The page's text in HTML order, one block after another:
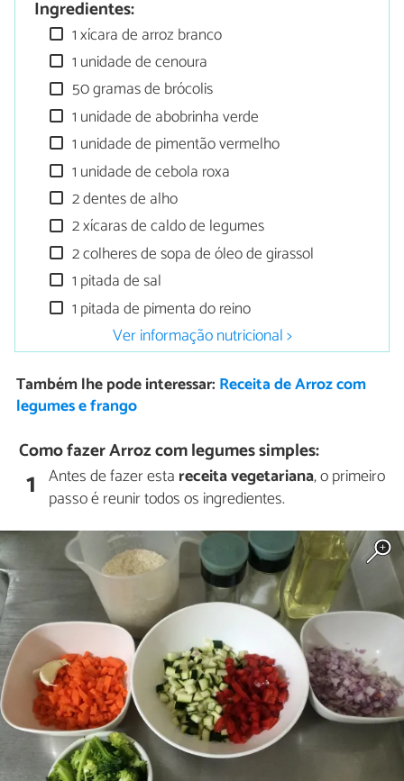
Ingredientes:
1 xícara de arroz branco
1 unidade de cenoura
50 gramas de brócolis
1 unidade de abobrinha verde
1 unidade de pimentão vermelho
1 unidade de cebola roxa
2 dentes de alho
2 xícaras de caldo de legumes
2 colheres de sopa de óleo de girassol
1 pitada de sal
1 pitada de pimenta do reino
Ver informação nutricional >
Também lhe pode interessar: Receita de Arroz com
legumes e frango
Como fazer Arroz com legumes simples:
1 Antes de fazer esta receita vegetariana, o primeiro
passo é reunir todos os ingredientes.